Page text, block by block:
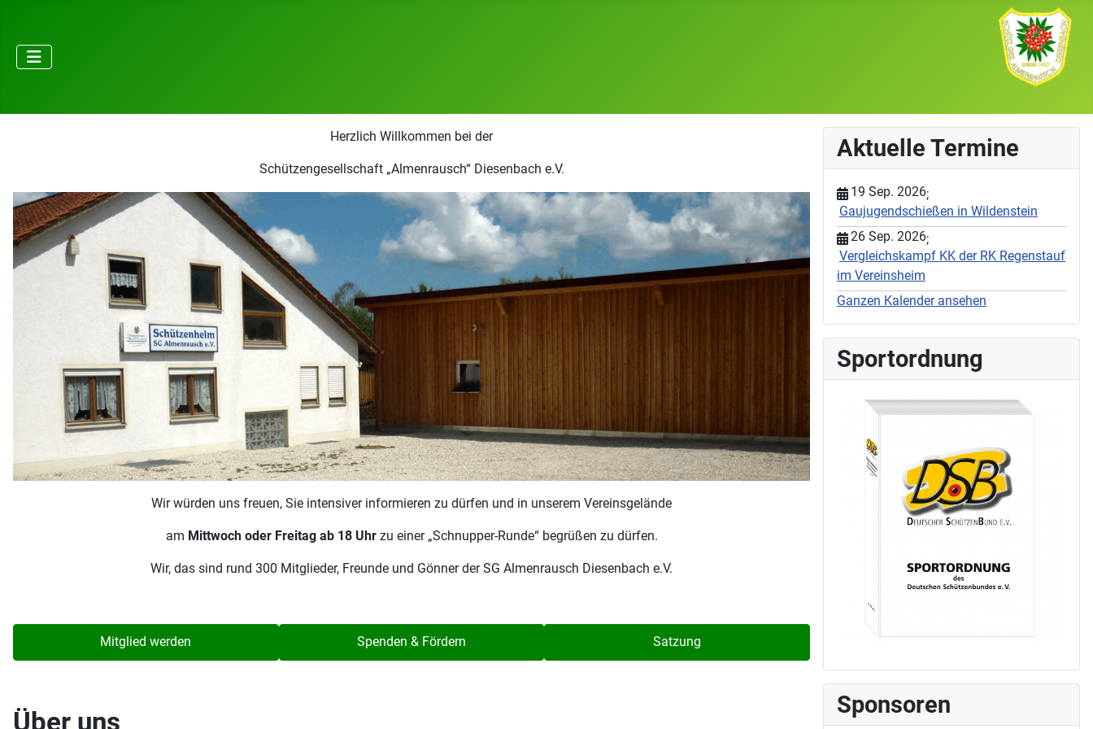
Herzlich Willkommen bei der
Schützengesellschaft „Almenrausch“ Diesenbach e.V.
Wir würden uns freuen, Sie intensiver informieren zu dürfen und in unserem Vereinsgelände
am Mittwoch oder Freitag ab 18 Uhrzu einer „Schnupper-Runde“ begrüßen zu dürfen.
Wir, das sind rund 300 Mitglieder, Freunde und Gönner der SG Almenrausch Diesenbach e.V.
Mitglied werden Spenden & Fördern Satzung
Über uns
Aktuelle Termine
19 Sep. 2026;
Gaujugendschießen in Wildenstein
26 Sep. 2026;
Vergleichskampf KK der RK Regenstauf
im Vereinsheim
Ganzen Kalender ansehen
Sportordnung
Sponsoren